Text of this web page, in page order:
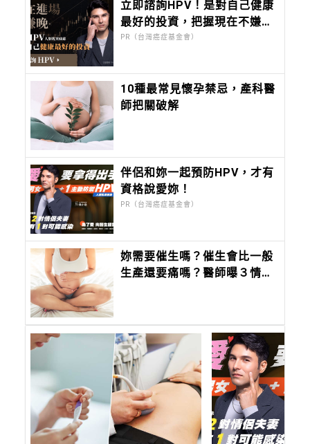
立即諮詢HPV！是對自己健康
最好的投資，把握現在不嫌
晚！
PR（台灣癌症基金會）
10種最常見懷孕禁忌，產科醫
師把關破解
伴侶和妳一起預防HPV，才有
資格說愛妳！
PR（台灣癌症基金會）
妳需要催生嗎？催生會比一般
生產還要痛嗎？醫師曝３情況